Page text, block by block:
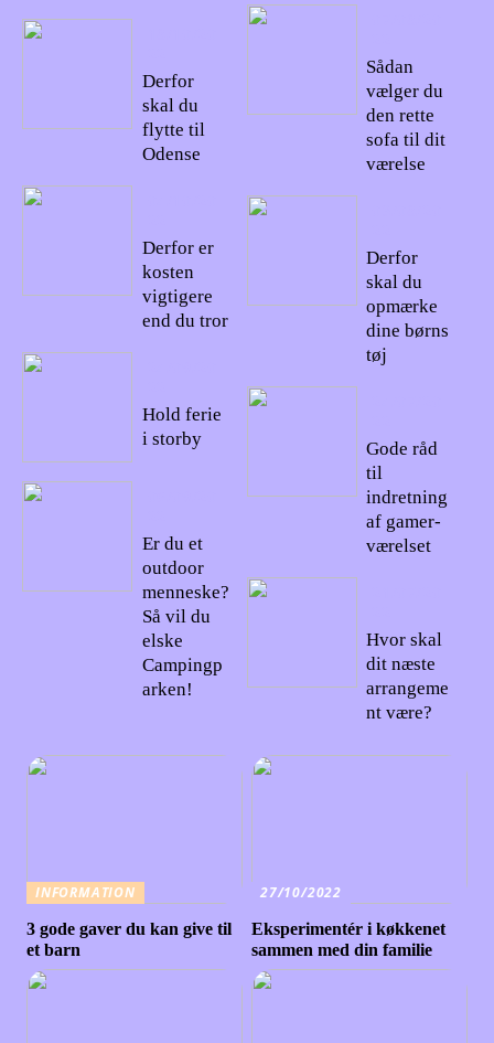
Derfor
skal du
flytte til
Odense
Derfor er
kosten
vigtigere
end du tror
Hold ferie
i storby
Er du et
outdoor
menneske?
Så vil du
elske
Campingp
arken!
Sådan
vælger du
den rette
sofa til dit
værelse
Derfor
skal du
opmærke
dine børns
tøj
Gode råd
til
indretning
af gamer-
værelset
Hvor skal
dit næste
arrangeme
nt være?
INFORMATION
3 gode gaver du kan give til
et barn
27/10/2022
Eksperimentér i køkkenet
sammen med din familie